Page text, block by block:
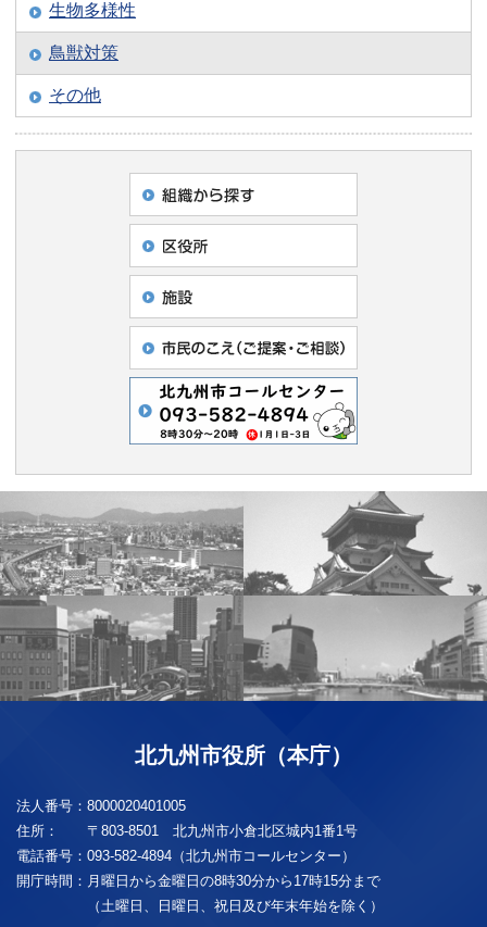
生物多様性
鳥獣対策
その他
北九州市役所（本庁）
法人番号： 8000020401005
住所：
〒803-8501 北九州市小倉北区城内1番1号
電話番号： 093-582-4894（北九州市コールセンター）
開庁時間： 月曜日から金曜日の8時30分から17時15分まで
（土曜日、日曜日、祝日及び年末年始を除く）